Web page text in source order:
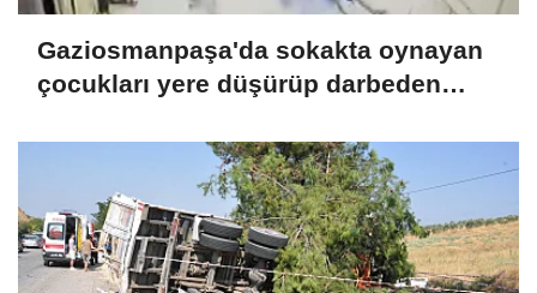
Gaziosmanpaşa'da sokakta oynayan
çocukları yere düşürüp darbeden